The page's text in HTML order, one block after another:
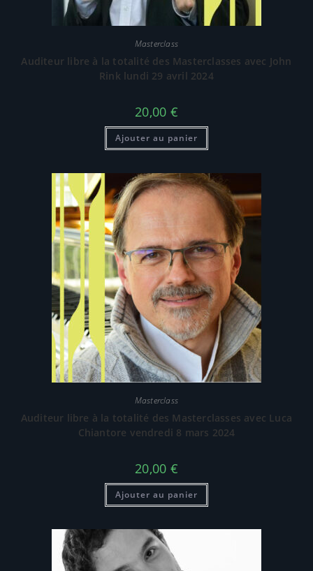
Masterclass
Auditeur libre à la totalité des Masterclasses avec John
Rink lundi 29 avril 2024
20,00 €
Ajouter au panier
Masterclass
Auditeur libre à la totalité des Masterclasses avec Luca
Chiantore vendredi 8 mars 2024
20,00 €
Ajouter au panier